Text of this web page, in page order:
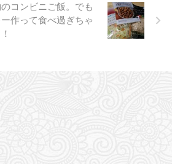
コンビニご飯。でも
作って食べ過ぎちゃ